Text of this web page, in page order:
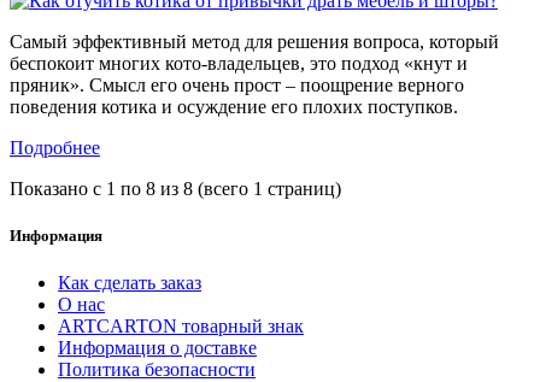
Самый эффективный метод для решения вопроса, который
беспокоит многих кото-владельцев, это подход «кнут и
пряник». Смысл его очень прост – поощрение верного
поведения котика и осуждение его плохих поступков.
Подробнее
Показано с 1 по 8 из 8 (всего 1 страниц)
Информация
Как сделать заказ
О нас
ARTCARTON товарный знак
Информация о доставке
Политика безопасности